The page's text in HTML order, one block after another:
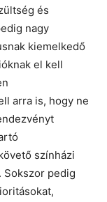
és
nagy
kiemelkedő
el kell
arra is, hogy ne
színházi
Sokszor pedig